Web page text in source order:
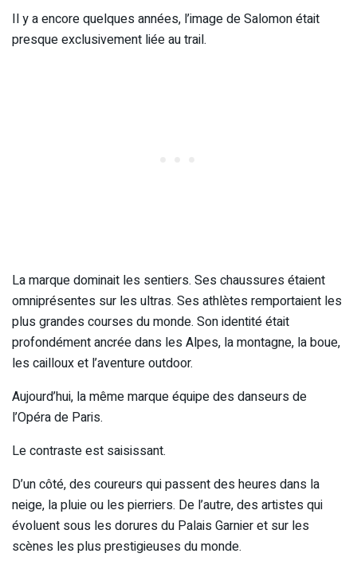
Il y a encore quelques années, l’image de Salomon était
presque exclusivement liée au trail.
La marque dominait les sentiers. Ses chaussures étaient
omniprésentes sur les ultras. Ses athlètes remportaient les
plus grandes courses du monde. Son identité était
profondément ancrée dans les Alpes, la montagne, la boue,
les cailloux et l’aventure outdoor.
Aujourd’hui, la même marque équipe des danseurs de
l’Opéra de Paris.
Le contraste est saisissant.
D’un côté, des coureurs qui passent des heures dans la
neige, la pluie ou les pierriers. De l’autre, des artistes qui
évoluent sous les dorures du Palais Garnier et sur les
scènes les plus prestigieuses du monde.